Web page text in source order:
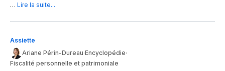
… Lire la suite...
Assiette
Ariane Périn-Dureau·Encyclopédie·
Fiscalité personnelle et patrimoniale